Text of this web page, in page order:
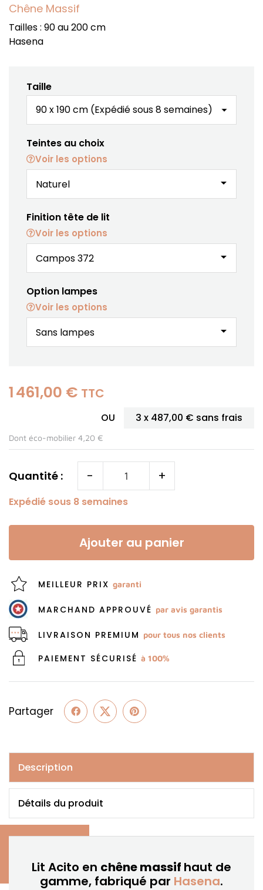
Chêne Massif
Tailles : 90 au 200 cm
Hasena
Taille
Teintes au choix
Voir les options
arrow_drop_down
Finition tête de lit
Voir les options
arrow_drop_down
Option lampes
Voir les options
arrow_drop_down
1 461,00 € TTC
OU 3 x 487,00 € sans frais
Dont éco-mobilier 4,20 €
Quantité : - +
Expédié sous 8 semaines
Ajouter au panier
MEILLEUR PRIX garanti
MARCHAND APPROUVÉ par avis garantis
LIVRAISON PREMIUM pour tous nos clients
PAIEMENT SÉCURISÉ à 100%
Partager
Description
Lit Acito en chêne massif haut de
gamme, fabriqué par Hasena.
Détails du produit